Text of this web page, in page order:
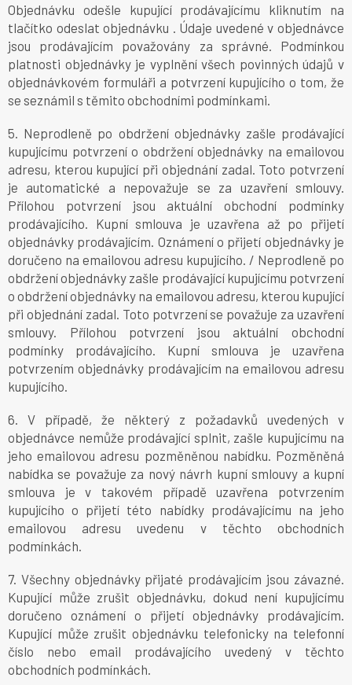
Objednávku odešle kupující prodávajícímu kliknutím na
tlačítko odeslat objednávku . Údaje uvedené v objednávce
jsou prodávajícím považovány za správné. Podmínkou
platnosti objednávky je vyplnění všech povinných údajů v
objednávkovém formuláři a potvrzení kupujícího o tom, že
se seznámil s těmito obchodními podmínkami.
5. Neprodleně po obdržení objednávky zašle prodávající
kupujícímu potvrzení o obdržení objednávky na emailovou
adresu, kterou kupující při objednání zadal. Toto potvrzení
je automatické a nepovažuje se za uzavření smlouvy.
Přílohou potvrzení jsou aktuální obchodní podmínky
prodávajícího. Kupní smlouva je uzavřena až po přijetí
objednávky prodávajícím. Oznámení o přijetí objednávky je
doručeno na emailovou adresu kupujícího. / Neprodleně po
obdržení objednávky zašle prodávající kupujícímu potvrzení
o obdržení objednávky na emailovou adresu, kterou kupující
při objednání zadal. Toto potvrzení se považuje za uzavření
smlouvy. Přílohou potvrzení jsou aktuální obchodní
podmínky prodávajícího. Kupní smlouva je uzavřena
potvrzením objednávky prodávajícím na emailovou adresu
kupujícího.
6. V případě, že některý z požadavků uvedených v
objednávce nemůže prodávající splnit, zašle kupujícímu na
jeho emailovou adresu pozměněnou nabídku. Pozměněná
nabídka se považuje za nový návrh kupní smlouvy a kupní
smlouva je v takovém případě uzavřena potvrzením
kupujícího o přijetí této nabídky prodávajícímu na jeho
emailovou adresu uvedenu v těchto obchodních
podmínkách.
7. Všechny objednávky přijaté prodávajícím jsou závazné.
Kupující může zrušit objednávku, dokud není kupujícímu
doručeno oznámení o přijetí objednávky prodávajícím.
Kupující může zrušit objednávku telefonicky na telefonní
číslo nebo email prodávajícího uvedený v těchto
obchodních podmínkách.